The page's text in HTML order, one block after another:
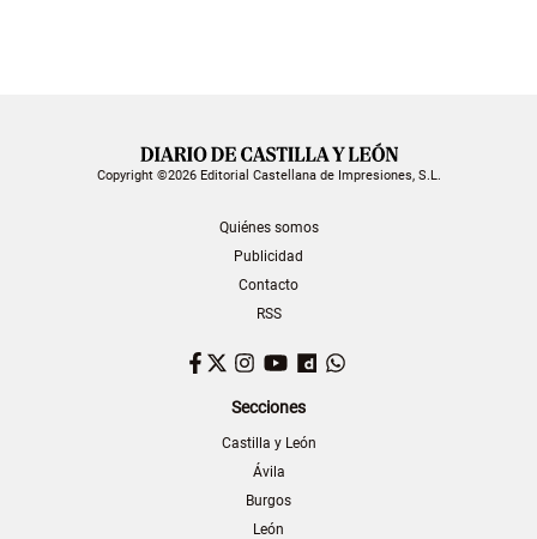
Copyright ©2026 Editorial Castellana de Impresiones, S.L.
Quiénes somos
Publicidad
Contacto
RSS
Facebook
TwitterInstagram
YouTubeDailymotion
Secciones
Castilla y León
Ávila
Burgos
León